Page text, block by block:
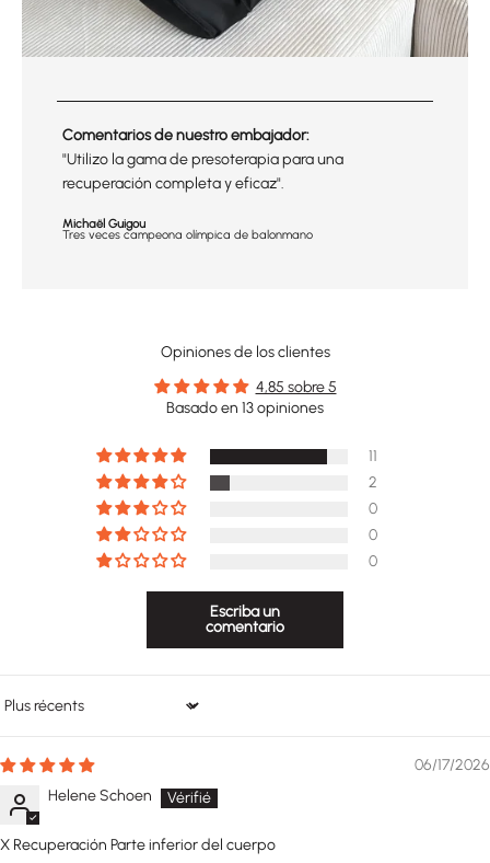
Comentarios de nuestro embajador:
"Utilizo la gama de presoterapia para una
recuperación completa y eficaz".
Michaël Guigou
Tres veces campeona olímpica de balonmano
Opiniones de los clientes
4,85 sobre 5
Basado en 13 opiniones
11
2
0
0
0
Escriba un
comentario
Sort by
06/17/2026
Helene Schoen
X Recuperación Parte inferior del cuerpo